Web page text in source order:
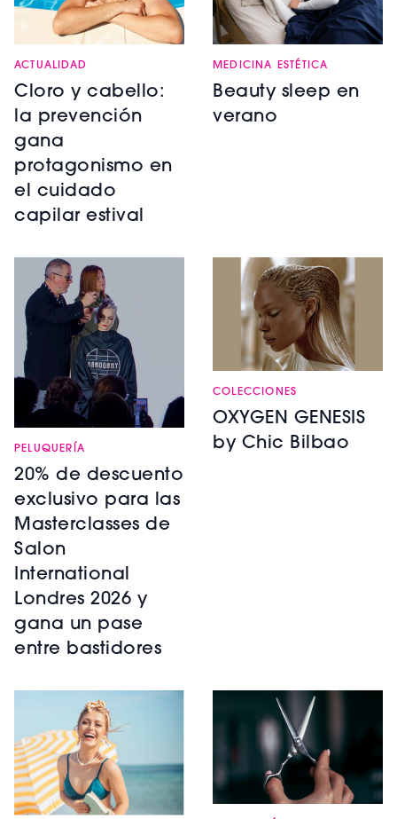
ACTUALIDAD
Cloro y cabello:
la prevención
gana
protagonismo en
el cuidado
capilar estival
MEDICINA ESTÉTICA
Beauty sleep en
verano
PELUQUERÍA
20% de descuento
exclusivo para las
Masterclasses de
Salon
International
Londres 2026 y
gana un pase
entre bastidores
COLECCIONES
OXYGEN GENESIS
by Chic Bilbao